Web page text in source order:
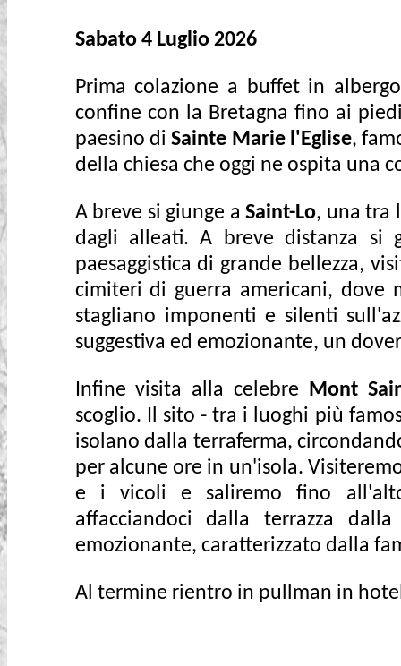
Sabato 4 Luglio 2026
Prima colazione a buffet in
confine con la Bretagna fino ai
paesino diSainte Marie l'Eglise,
della chiesa che oggi ne ospita una
A breve si giunge aSaint-Lo, una tra
dagli alleati. A breve distanza si
paesaggistica di grande bellezza,
cimiteri di guerra americani, dove
stagliano imponenti e silenti
suggestiva ed emozionante, un
Infine visita alla celebre Mont
scoglio. Il sito - tra i luoghi più
isolano dalla terraferma,
per alcune ore in un'isola.
e i vicoli e saliremo fino
affacciandoci dalla terrazza
emozionante, caratterizzato dalla
Al termine rientro in pullman in